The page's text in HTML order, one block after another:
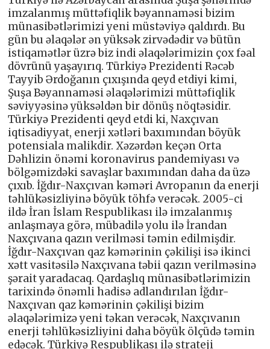
imzalanmış müttəfiqlik bəyannaməsi bizim
münasibətlərimizi yeni müstəviyə qaldırdı. Bu
gün bu əlaqələr ən yüksək zirvədədir və bütün
istiqamətlər üzrə biz indi əlaqələrimizin çox fəal
dövrünü yaşayırıq. Türkiyə Prezidenti Rəcəb
Tayyib Ərdoğanın çıxışında qeyd etdiyi kimi,
Şuşa Bəyannaməsi əlaqələrimizi müttəfiqlik
səviyyəsinə yüksəldən bir dönüş nöqtəsidir.
Türkiyə Prezidenti qeyd etdi ki, Naxçıvan
iqtisadiyyat, enerji xətləri baxımından böyük
potensiala malikdir. Xəzərdən keçən Orta
Dəhlizin önəmi koronavirus pandemiyası və
bölgəmizdəki savaşlar baxımından daha da üzə
çıxıb. İğdır-Naxçıvan kəməri Avropanın da enerji
təhlükəsizliyinə böyük töhfə verəcək. 2005-ci
ildə İran İslam Respublikası ilə imzalanmış
anlaşmaya görə, mübadilə yolu ilə İrandan
Naxçıvana qazın verilməsi təmin edilmişdir.
İğdır-Naxçıvan qaz kəmərinin çəkilişi isə ikinci
xətt vasitəsilə Naxçıvana təbii qazın verilməsinə
şərait yaradacaq. Qardaşlıq münasibətlərimizin
tarixində önəmli hadisə adlandırılan İğdır-
Naxçıvan qaz kəmərinin çəkilişi bizim
əlaqələrimizə yeni təkan verəcək, Naxçıvanın
enerji təhlükəsizliyini daha böyük ölçüdə təmin
edəcək. Türkiyə Respublikası ilə strateji